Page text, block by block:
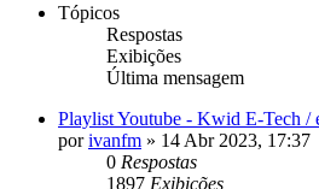
Tópicos
Respostas
Exibições
Última mensagem
Playlist Youtube - Kwid E-Tech /
porivanfm » 14 Abr 2023, 17:37
0 Respostas
1897 Exibições